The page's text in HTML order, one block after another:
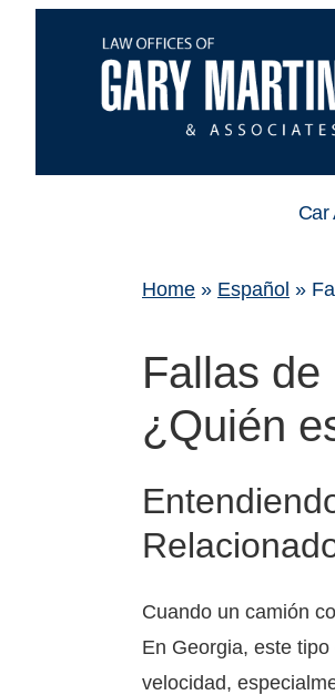
Car
Home » Español »
Fallas
¿Quién
Cuando un camión
En Georgia, este
velocidad,